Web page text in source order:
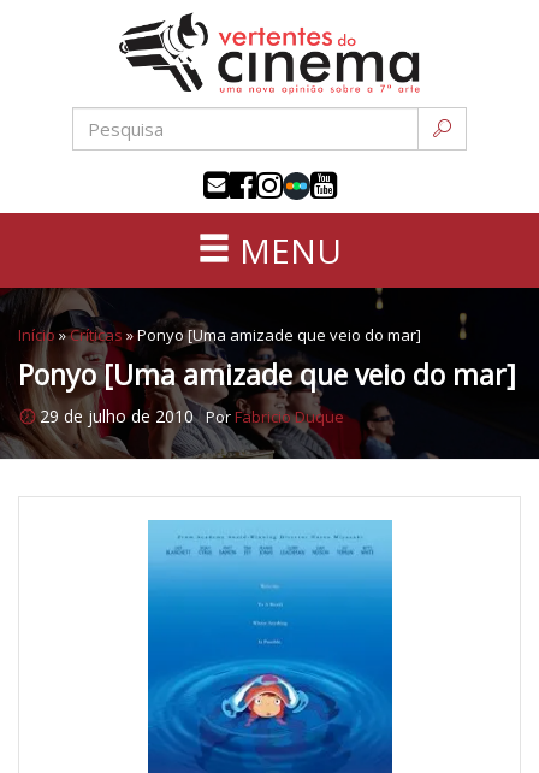
conteúdo
sétima
MENU
Início »Críticas »Ponyo [Uma amizade que veio do mar]
Ponyo [Uma amizade que veio do mar]
29 de julho de 2010 Por Fabricio Duque